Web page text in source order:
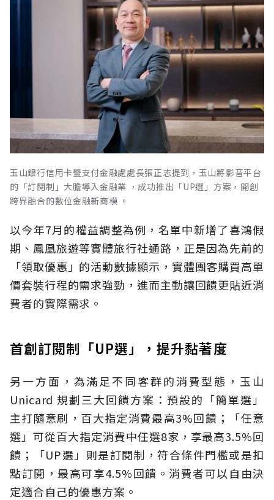
玉山銀行信用卡暨支付金融處處長張正志提到，玉山將影音平台
的「訂閱制」大膽導入金融業 ，成功推出「UP選」方案，開創
跨界融合的數位金融新商模 。
以今年7月的權益調整為例，名單中新增了喜鴻假
期、鳳凰旅遊等實體旅行社通路，正是因為先前的
「領取優惠」的活動數據顯示，實體團客購買高單
價套裝行程的需求強勁，進而主動讓回饋更貼近消
費者的實際需求。
首創訂閱制「UP選」，提升黏著度
另一方面，為滿足不同客群的消費型態，玉山
Unicard 規劃三大回饋方案：預設的「簡單選」
主打隨意刷，百大指定消費最高3%回饋；「任意
選」可從百大指定消費中任選8家，享最高3.5%回
饋；「UP選」則是訂閱制，符合條件門檻或是扣
點訂閱，最高可享4.5%回饋。消費者可以自由決
定適合自己的優惠方案。